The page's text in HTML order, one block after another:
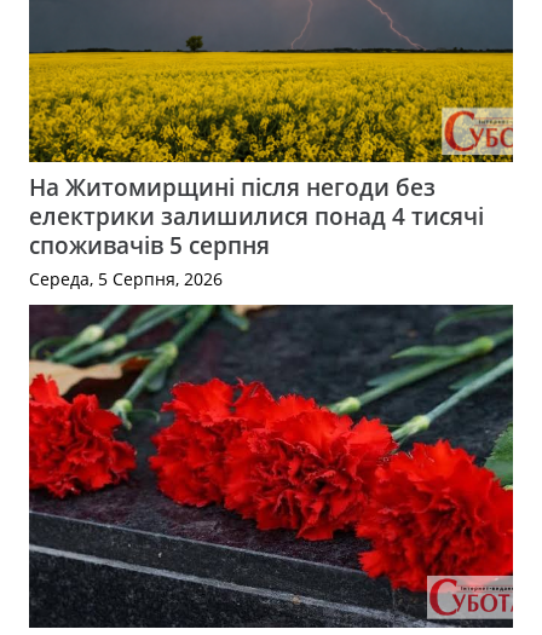
На Житомирщині після негоди без
електрики залишилися понад 4 тисячі
споживачів 5 серпня
Середа, 5 Серпня, 2026